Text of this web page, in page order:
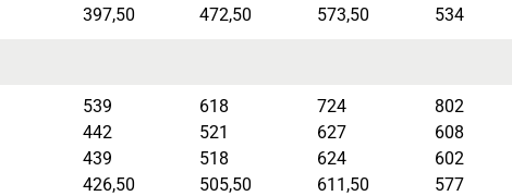
397,50
472,50
573,50
534
539
442
439
426,50
618
521
518
505,50
724
627
624
611,50
802
608
602
577